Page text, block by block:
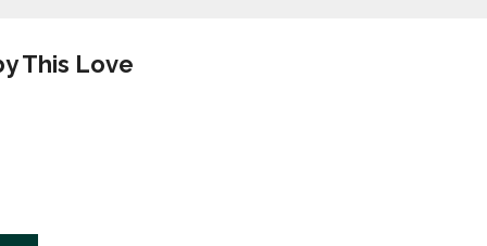
This Love